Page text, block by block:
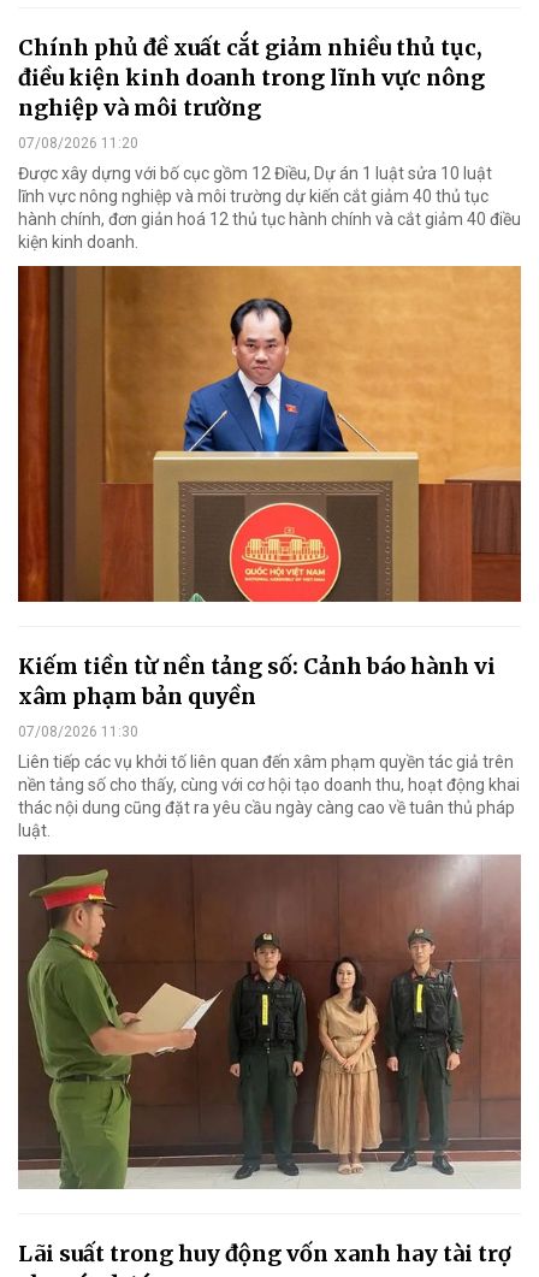
Chính phủ đề xuất cắt giảm nhiều thủ tục,
điều kiện kinh doanh trong lĩnh vực nông
nghiệp và môi trường
07/08/2026 11:20
Được xây dựng với bố cục gồm 12 Điều, Dự án 1 luật sửa 10 luật
lĩnh vực nông nghiệp và môi trường dự kiến cắt giảm 40 thủ tục
hành chính, đơn giản hoá 12 thủ tục hành chính và cắt giảm 40 điều
kiện kinh doanh.
Kiếm tiền từ nền tảng số: Cảnh báo hành vi
xâm phạm bản quyền
07/08/2026 11:30
Liên tiếp các vụ khởi tố liên quan đến xâm phạm quyền tác giả trên
nền tảng số cho thấy, cùng với cơ hội tạo doanh thu, hoạt động khai
thác nội dung cũng đặt ra yêu cầu ngày càng cao về tuân thủ pháp
luật.
Lãi suất trong huy động vốn xanh hay tài trợ